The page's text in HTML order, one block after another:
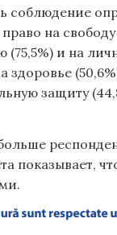
соблюдение
на
и на
защиту
показывает,